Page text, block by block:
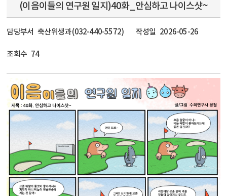
(이음이들의 연구원 일지)40화_안심하고 나이스샷~
담당부서 축산위생과 (032-440-5572) 작성일 2026-05-26
조회수 74